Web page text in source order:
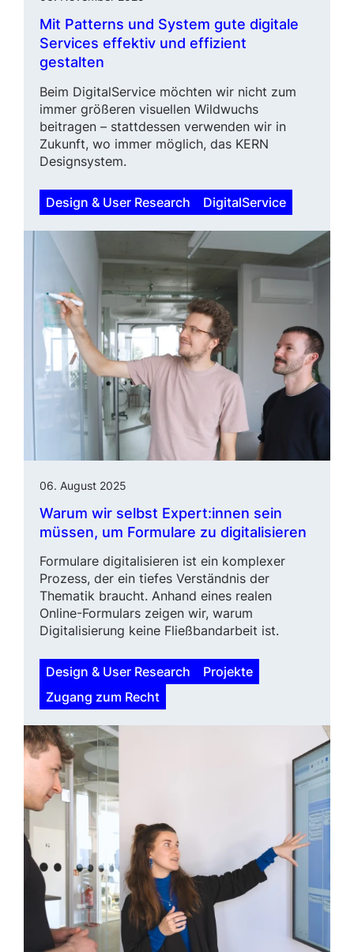
Mit Patterns und System gute digitale
Services effektiv und effizient
gestalten
Beim DigitalService möchten wir nicht zum
immer größeren visuellen Wildwuchs
beitragen – stattdessen verwenden wir in
Zukunft, wo immer möglich, das KERN
Designsystem.
Design & User Research DigitalService
06. August 2025
Warum wir selbst Expert:innen sein
müssen, um Formulare zu digitalisieren
Formulare digitalisieren ist ein kom­plexer
Prozess, der ein tiefes Verständnis der
Thematik braucht. Anhand eines realen
Online-Formu­lars zeigen wir, warum
Digitalisierung keine Fließbandarbeit ist.
Design & User Research
Projekte
Zugang zum Recht